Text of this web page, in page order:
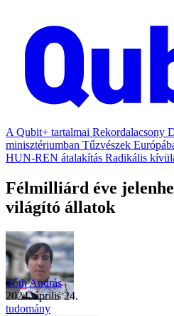
A Qubit+ tartalmai Rekordalacsony
minisztériumban Tűzvészek
HUN-REN átalakítás Radikális
Félmilliárd éve
világító állatok
Tóth András
2024. április 24.
tudomány